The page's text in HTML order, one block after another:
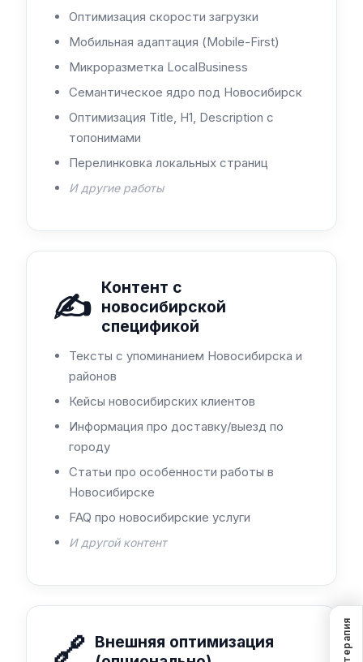
Оптимизация скорости загрузки
Мобильная адаптация (Mobile-First)
Микроразметка LocalBusiness
Семантическое ядро под Новосибирск
Оптимизация Title, H1, Description с
топонимами
Перелинковка локальных страниц
И другие работы
✍️ Контент с
новосибирской
спецификой
Тексты с упоминанием Новосибирска и
районов
Кейсы новосибирских клиентов
Информация про доставку/выезд по
городу
Статьи про особенности работы в
Новосибирске
FAQ про новосибирские услуги
И другой контент
🔗 Внешняя оптимизация